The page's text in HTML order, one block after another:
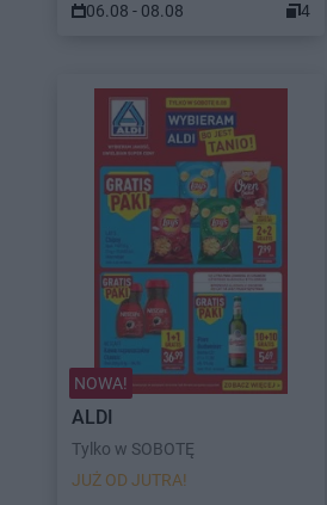
06.08 - 08.08 4
NOWA!
ALDI
Tylko w SOBOTĘ
JUŻ OD JUTRA!